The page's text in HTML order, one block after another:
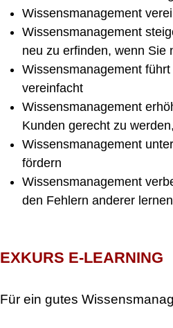
Wissensmanagement
Wissensmanagement
neu zu erfinden, wenn Sie
Wissensmanagement
vereinfacht
Wissensmanagement
Kunden gerecht zu
Wissensmanagement
fördern
Wissensmanagement
den Fehlern anderer
EXKURS E-LEARNING
Für ein gutes